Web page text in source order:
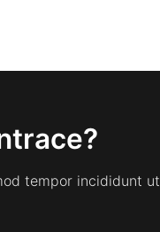
tempor incididunt ut